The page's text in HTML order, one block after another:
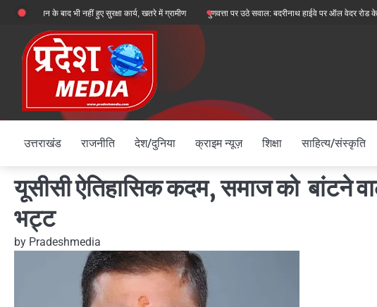
Skip
content
के बाद भी नहीं हुए सुरक्षा कार्य, खतरे में ग्रामीण गुणवत्ता पर उठे सवाल: बदरीनाथ हाईवे पर ऑल वेदर रोड के
उत्तराखंड राजनीति देश/दुनिया क्राइम न्यूज़ शिक्षा साहित्य/संस्कृति
यूसीसी ऐतिहासिक कदम, समाज को बांटने
भट्ट
by Pradeshmedia